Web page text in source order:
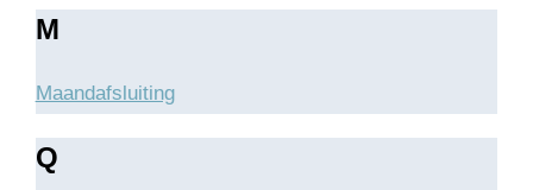
M
Maandafsluiting
Q